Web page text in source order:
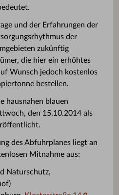
und der Erfahrungen der
der
zukünftig
die hier ein erhöhtes
Wunsch jedoch kostenlos
bestellen.
hausnahen blauen
den 15.10.2014 als
des Abfuhrplanes liegt an
Mitnahme aus:
Naturschutz,